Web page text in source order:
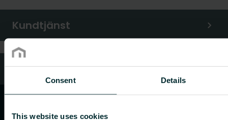
Consent Details
This website uses cookies
Kundtjänst
Vanliga frågor